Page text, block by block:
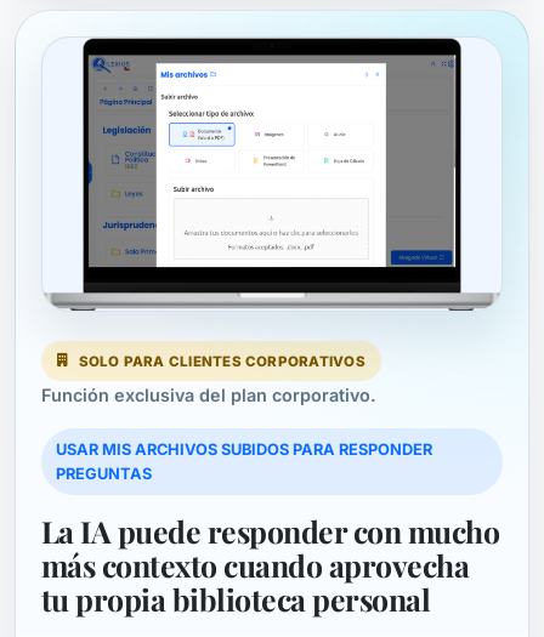
SOLO PARA CLIENTES CORPORATIVOS
Función exclusiva del plan corporativo.
USAR MIS ARCHIVOS SUBIDOS PARA RESPONDER
PREGUNTAS
La IA puede responder con mucho
más contexto cuando aprovecha
tu propia biblioteca personal